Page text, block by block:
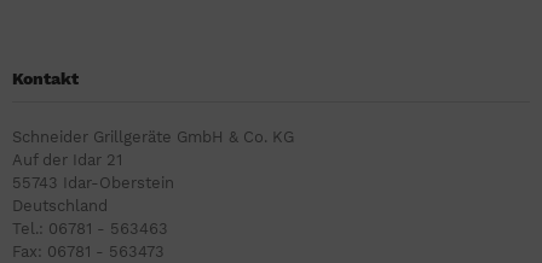
Kontakt
Schneider Grillgeräte GmbH & Co. KG
Auf der Idar 21
55743 Idar-Oberstein
Deutschland
Tel.: 06781 - 563463
Fax: 06781 - 563473